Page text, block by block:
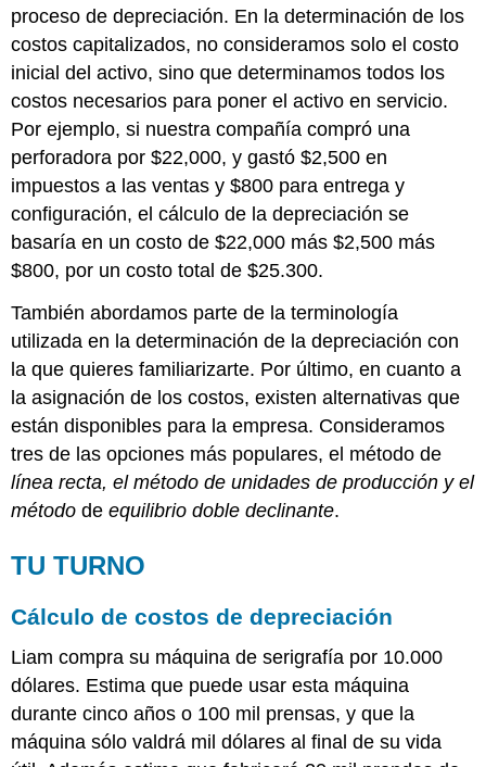
proceso de depreciación. En la determinación de los
costos capitalizados, no consideramos solo el costo
inicial del activo, sino que determinamos todos los
costos necesarios para poner el activo en servicio.
Por ejemplo, si nuestra compañía compró una
perforadora por $22,000, y gastó $2,500 en
impuestos a las ventas y $800 para entrega y
configuración, el cálculo de la depreciación se
basaría en un costo de $22,000 más $2,500 más
$800, por un costo total de $25.300.
También abordamos parte de la terminología
utilizada en la determinación de la depreciación con
la que quieres familiarizarte. Por último, en cuanto a
la asignación de los costos, existen alternativas que
están disponibles para la empresa. Consideramos
tres de las opciones más populares, el método de
línea recta, el método de unidades de producción y el
método deequilibrio doble declinante.
TU TURNO
Cálculo de costos de depreciación
Liam compra su máquina de serigrafía por 10.000
dólares. Estima que puede usar esta máquina
durante cinco años o 100 mil prensas, y que la
máquina sólo valdrá mil dólares al final de su vida